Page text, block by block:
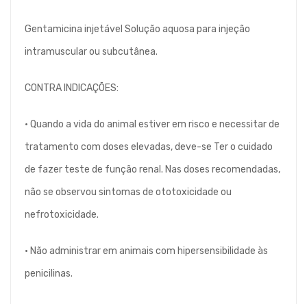
Gentamicina injetável Solução aquosa para injeção
intramuscular ou subcutânea.
CONTRA INDICAÇÕES:
• Quando a vida do animal estiver em risco e necessitar de
tratamento com doses elevadas, deve-se Ter o cuidado
de fazer teste de função renal. Nas doses recomendadas,
não se observou sintomas de ototoxicidade ou
nefrotoxicidade.
• Não administrar em animais com hipersensibilidade às
penicilinas.